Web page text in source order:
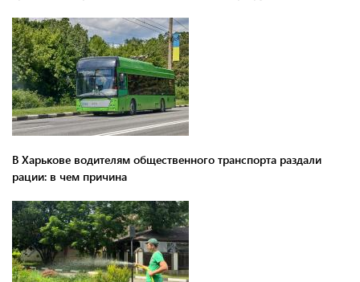
В Харькове водителям общественного транспорта раздали
рации: в чем причина